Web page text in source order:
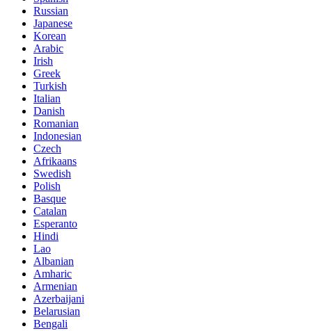
Russian
Japanese
Korean
Arabic
Irish
Greek
Turkish
Italian
Danish
Romanian
Indonesian
Czech
Afrikaans
Swedish
Polish
Basque
Catalan
Esperanto
Hindi
Lao
Albanian
Amharic
Armenian
Azerbaijani
Belarusian
Bengali